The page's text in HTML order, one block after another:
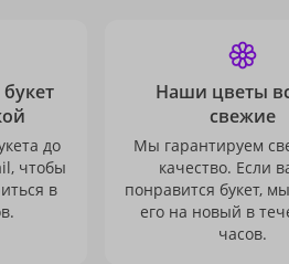
до
чтобы
в
Наши цветы
свежие
Мы гарантируем
качество. Если
понравится букет,
его на новый в
часов.